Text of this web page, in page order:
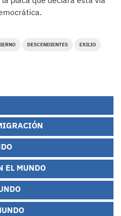
DESCENDIENTES EXILIO
EL MUNDO